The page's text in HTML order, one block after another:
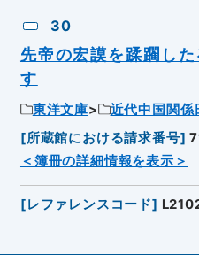
30
先帝の宏謨を蹂躙し
す
東洋文庫
近代中国関係
[所蔵館における請求番号]
＜簿冊の詳細情報を表示＞
[レファレンスコード]